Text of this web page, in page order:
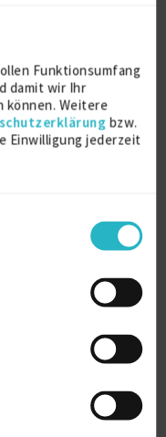
Funktionsumfang
damit wir Ihr
können. Weitere
bzw.
Einwilligung jederzeit
können
bewerben.
(m/w/d)
Sie noch